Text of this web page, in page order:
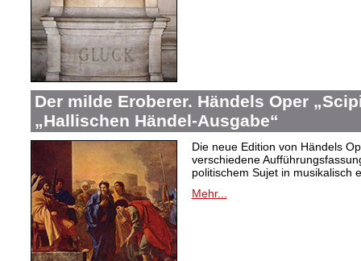
Der milde Eroberer. Händels Oper
„Hallischen Händel-Ausgabe“
Die neue Edition von Händels
verschiedene
politischem Sujet in musikalisch
Mehr...